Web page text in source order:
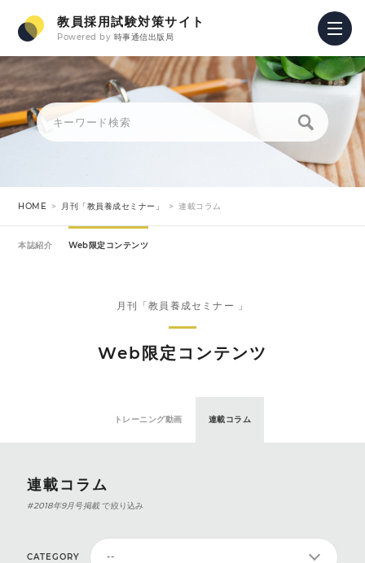
教員採用試験対策サイト
Powered by 時事通信出版局
HOME 月刊「教員養成セミナー」 連載コラム
本誌紹介 Web限定コンテンツ
月刊「教員養成セミナー 」
Web限定コンテンツ
トレーニング動画 連載コラム
連載コラム
#2018年9月号掲載で絞り込み
CATEGORY